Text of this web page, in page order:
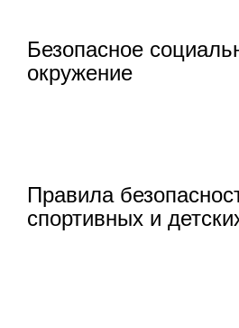
Безопасное
окружение
Правила
спортивных и